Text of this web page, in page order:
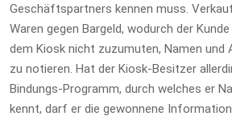
Geschäftspartners kennen muss.
Waren gegen Bargeld, wodurch der
dem Kiosk nicht zuzumuten, Namen und
zu notieren. Hat der Kiosk-Besitzer
Bindungs-Programm, durch welches er
kennt, darf er die gewonnene